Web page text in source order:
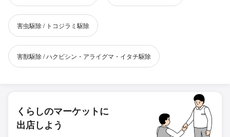
害虫駆除 / トコジラミ駆除
害獣駆除 / ハクビシン・アライグマ・イタチ駆除
くらしのマーケットに
出店しよう